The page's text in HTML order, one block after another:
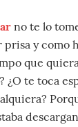
no te lo
y como
que
¿O te toca